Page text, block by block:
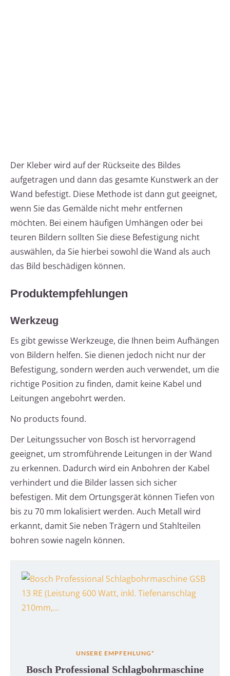
Der Kleber wird auf der Rückseite des Bildes
aufgetragen und dann das gesamte Kunstwerk an der
Wand befestigt. Diese Methode ist dann gut geeignet,
wenn Sie das Gemälde nicht mehr entfernen
möchten. Bei einem häufigen Umhängen oder bei
teuren Bildern sollten Sie diese Befestigung nicht
auswählen, da Sie hierbei sowohl die Wand als auch
das Bild beschädigen können.
Produktempfehlungen
Werkzeug
Es gibt gewisse Werkzeuge, die Ihnen beim Aufhängen
von Bildern helfen. Sie dienen jedoch nicht nur der
Befestigung, sondern werden auch verwendet, um die
richtige Position zu finden, damit keine Kabel und
Leitungen angebohrt werden.
No products found.
Der Leitungssucher von Bosch ist hervorragend
geeignet, um stromführende Leitungen in der Wand
zu erkennen. Dadurch wird ein Anbohren der Kabel
verhindert und die Bilder lassen sich sicher
befestigen. Mit dem Ortungsgerät können Tiefen von
bis zu 70 mm lokalisiert werden. Auch Metall wird
erkannt, damit Sie neben Trägern und Stahlteilen
bohren sowie nageln können.
UNSERE EMPFEHLUNG*
Bosch Professional Schlagbohrmaschine